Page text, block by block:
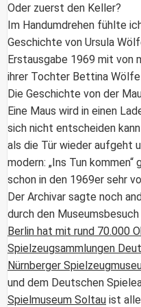
Oder zuerst den Keller?
Im Handumdrehen fühlte
Geschichte von Ursula
Erstausgabe 1969 mit von
ihrer Tochter Bettina
Die Geschichte von der
Eine Maus wird in einen
sich nicht entscheiden
als die Tür wieder aufgeht
modern: „Ins Tun
schon in den 1969er sehr
Der Archivar sagte noch
durch den
Berlin hat mit rund 70.000
Spielzeugsammlungen
Nürnberger
und dem Deutschen
Spielmuseum Soltau ist